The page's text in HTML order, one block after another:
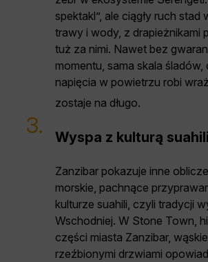
spektakl”, ale ciągły ruch stad
trawy i wody, z drapieżnikami
tuż za nimi. Nawet bez
momentu, sama skala śladów,
napięcia w powietrzu robi
zostaje na długo.
3. Wyspa z kulturą suahili
Zanzibar pokazuje inne
morskie, pachnące
kulturze suahili, czyli tradycji
Wschodniej. W Stone Town,
części miasta Zanzibar,
rzeźbionymi drzwiami